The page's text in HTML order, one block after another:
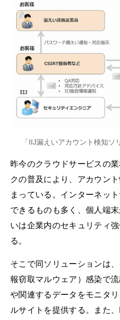
「IIJ漏えいアカウント検知
昨今のクラウドサービスの
クの普及により、アカウン
まっている。インターネッ
できるものも多く、個人端
いは企業内のセキュリティ
る。
そこで同ソリューションは
報窃取マルウェア）感染で
や関連するデータをモニタ
ルサイトを提供する。また